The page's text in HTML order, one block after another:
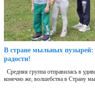
В стране мыльных пузырей:
радости!
Средняя группа отправилась в
конечно же, волшебства в Страну